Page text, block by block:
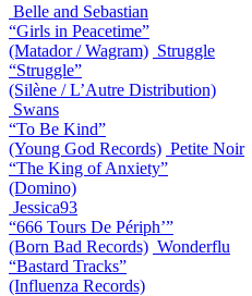
Belle and Sebastian
“Girls in Peacetime”
(Matador / Wagram) Struggle
“Struggle”
(Silène / L’Autre Distribution)
Swans
“To Be Kind”
(Young God Records) Petite Noir
“The King of Anxiety”
(Domino)
Jessica93
“666 Tours De Périph’”
(Born Bad Records) Wonderflu
“Bastard Tracks”
(Influenza Records)